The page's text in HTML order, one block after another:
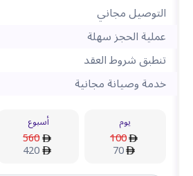
التوصيل مجاني
عملية الحجز سهلة
تنطبق شروط العقد
خدمة وصيانة مجانية
يوم
100
70
أسبوع
560
420